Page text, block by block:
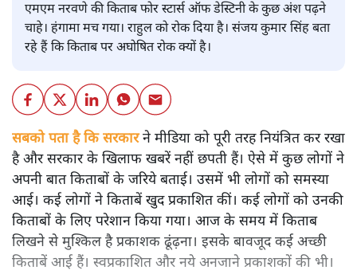
एमएम नरवणे की किताब फोर स्टार्स ऑफ डेस्टिनी के कुछ अंश पढ़ने
चाहे। हंगामा मच गया। राहुल को रोक दिया है। संजय कुमार सिंह बता
रहे हैं कि किताब पर अघोषित रोक क्यों है।
सबको पता है कि सरकारने मीडिया को पूरी तरह नियंत्रित कर रखा
है और सरकार के खिलाफ खबरें नहीं छपती हैं। ऐसे में कुछ लोगों ने
अपनी बात किताबों के जरिये बताई। उसमें भी लोगों को समस्या
आई। कई लोगों ने किताबें खुद प्रकाशित कीं। कई लोगों को उनकी
किताबों के लिए परेशान किया गया। आज के समय में किताब
लिखने से मुश्किल है प्रकाशक ढूंढ़ना। इसके बावजूद कई अच्छी
किताबें आई हैं। स्वप्रकाशित और नये अनजाने प्रकाशकों की भी।